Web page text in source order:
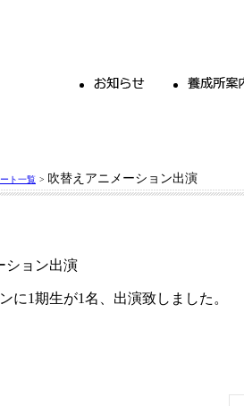
ト一覧 > 吹替えアニメーション出演
ション出演
に1期生が1名、出演致しました。